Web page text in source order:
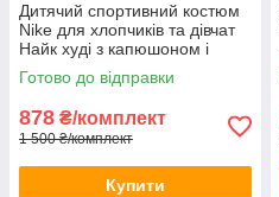
Дитячий спортивний костюм
Nike для хлопчиків та дівчат
Найк худі з капюшоном і
штанами підлітковий весна-
осінь
Готово до відправки
878 ₴/комплект
1 500 ₴/комплект
Купити